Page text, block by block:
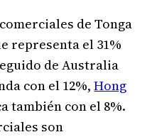
de Tonga
representa el 31%
de Australia
con el 12%,Hong
también con el 8%.
son